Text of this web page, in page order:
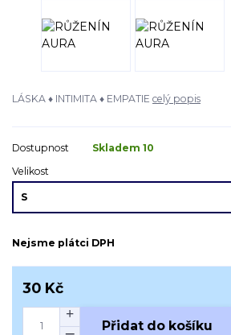
LÁSKA ♦ INTIMITA ♦ EMPATIE celý popis
Dostupnost
Skladem 10
Velikost
Nejsme plátci DPH
30 Kč
Přidat do košíku